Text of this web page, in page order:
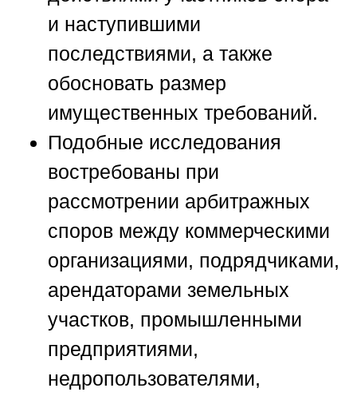
и наступившими
последствиями, а также
обосновать размер
имущественных требований.
Подобные исследования
востребованы при
рассмотрении арбитражных
споров между коммерческими
организациями, подрядчиками,
арендаторами земельных
участков, промышленными
предприятиями,
недропользователями,